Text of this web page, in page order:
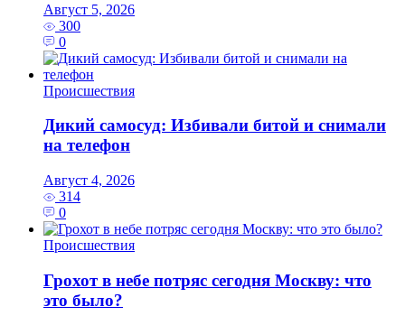
Август 5, 2026
300
0
Происшествия
Дикий самосуд: Избивали битой и снимали
на телефон
Август 4, 2026
314
0
Происшествия
Грохот в небе потряс сегодня Москву: что
это было?